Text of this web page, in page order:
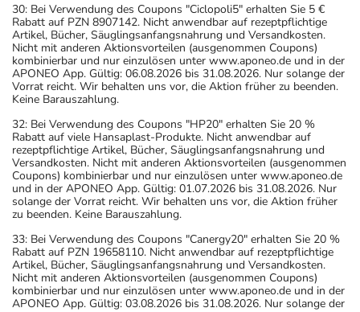
30: Bei Verwendung des Coupons "Ciclopoli5" erhalten Sie 5 €
Rabatt auf PZN 8907142. Nicht anwendbar auf rezeptpflichtige
Artikel, Bücher, Säuglingsanfangsnahrung und Versandkosten.
Nicht mit anderen Aktionsvorteilen (ausgenommen Coupons)
kombinierbar und nur einzulösen unter www.aponeo.de und in der
APONEO App. Gültig: 06.08.2026 bis 31.08.2026. Nur solange der
Vorrat reicht. Wir behalten uns vor, die Aktion früher zu beenden.
Keine Barauszahlung.
32: Bei Verwendung des Coupons "HP20" erhalten Sie 20 %
Rabatt auf viele Hansaplast-Produkte. Nicht anwendbar auf
rezeptpflichtige Artikel, Bücher, Säuglingsanfangsnahrung und
Versandkosten. Nicht mit anderen Aktionsvorteilen (ausgenommen
Coupons) kombinierbar und nur einzulösen unter www.aponeo.de
und in der APONEO App. Gültig: 01.07.2026 bis 31.08.2026. Nur
solange der Vorrat reicht. Wir behalten uns vor, die Aktion früher
zu beenden. Keine Barauszahlung.
33: Bei Verwendung des Coupons "Canergy20" erhalten Sie 20 %
Rabatt auf PZN 19658110. Nicht anwendbar auf rezeptpflichtige
Artikel, Bücher, Säuglingsanfangsnahrung und Versandkosten.
Nicht mit anderen Aktionsvorteilen (ausgenommen Coupons)
kombinierbar und nur einzulösen unter www.aponeo.de und in der
APONEO App. Gültig: 03.08.2026 bis 31.08.2026. Nur solange der